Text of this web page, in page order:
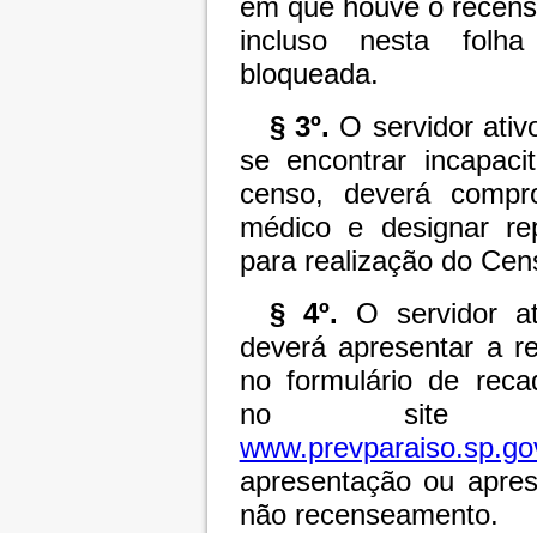
em que houve o
incluso nesta
bloqueada.
§ 3º. O servidor
se encontrar
censo, deverá
médico e designar
para realização do
§ 4º. O servidor
deverá apresentar a
no formulário de
no site do
apresentação ou
não recenseamento.